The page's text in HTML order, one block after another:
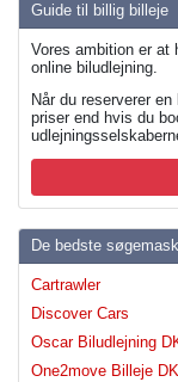
Guide til billig billeje
Vores ambition er at
online biludlejning.
Når du reserverer
priser end hvis du
De bedste
Cartrawler
Discover Cars
Oscar Biludlejning
One2move Billeje DK